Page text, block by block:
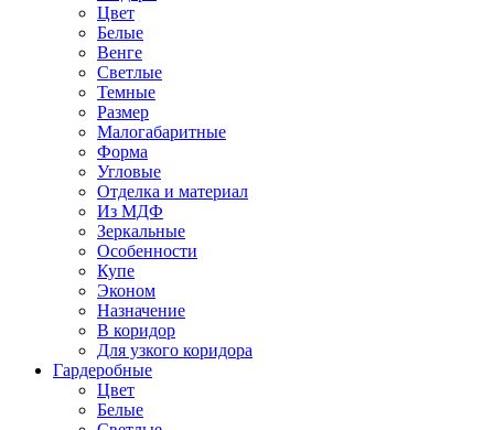
Цвет
Белые
Венге
Светлые
Темные
Размер
Малогабаритные
Форма
Угловые
Отделка и материал
Из МДФ
Зеркальные
Особенности
Купе
Эконом
Назначение
В коридор
Для узкого коридора
Гардеробные
Цвет
Белые